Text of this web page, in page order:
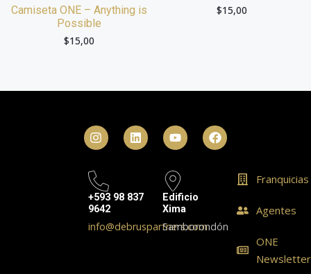
Camiseta ONE – Anything is
Possible
$15,00
$15,00
+593 98 837
9642
info@debruspartners.com
Edificio
Xima
Samborondón
Franquicias
Agentes
ONE
Newsletter